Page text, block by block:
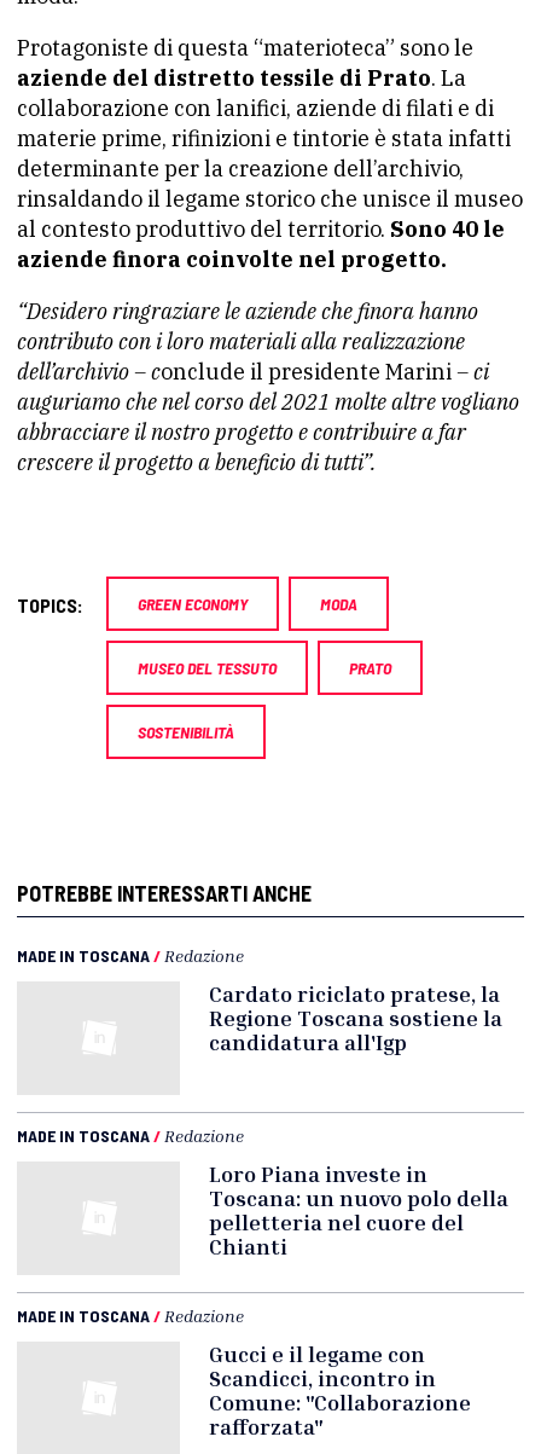
Protagoniste di questa “materioteca” sono le
aziende del distretto tessile di Prato. La
collaborazione con lanifici, aziende di filati e di
materie prime, rifinizioni e tintorie è stata infatti
determinante per la creazione dell’archivio,
rinsaldando il legame storico che unisce il museo
al contesto produttivo del territorio. Sono 40 le
aziende finora coinvolte nel progetto.
“Desidero ringraziare le aziende che finora hanno
contributo con i loro materiali alla realizzazione
dell’archivio – conclude il presidente Marini– ci
auguriamo che nel corso del 2021 molte altre vogliano
abbracciare il nostro progetto e contribuire a far
crescere il progetto a beneficio di tutti”.
TOPICS: GREEN ECONOMY MODA
MUSEO DEL TESSUTO PRATO
SOSTENIBILITÀ
POTREBBE INTERESSARTI ANCHE
MADE IN TOSCANA/Redazione
Cardato riciclato pratese, la
Regione Toscana sostiene la
candidatura all'Igp
MADE IN TOSCANA/Redazione
Loro Piana investe in
Toscana: un nuovo polo della
pelletteria nel cuore del
Chianti
MADE IN TOSCANA/Redazione
Gucci e il legame con
Scandicci, incontro in
Comune: "Collaborazione
rafforzata"